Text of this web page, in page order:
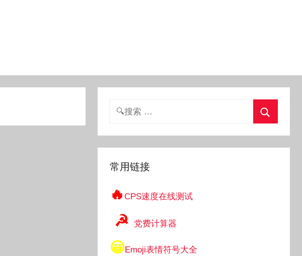
搜
常用链接
🔥CPS速度在线测试
☭ 党费计算器
😀Emoji表情符号大全